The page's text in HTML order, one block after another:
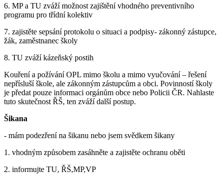
6. MP a TU zváží možnost zajištění vhodného preventivního
programu pro třídní kolektiv
7. zajistěte sepsání protokolu o situaci a podpisy- zákonný zástupce,
žák, zaměstnanec školy
8. TU zváží kázeňský postih
Kouření a požívání OPL mimo školu a mimo vyučování – řešení
nepřísluší škole, ale zákonným zástupcům a obci. Povinností školy
je předat pouze informaci orgánům obce nebo Policii ČR. Nahlaste
tuto skutečnost ŘŠ, ten zváží další postup.
Šikana
- mám podezření na šikanu nebo jsem svědkem šikany
1. vhodným způsobem zasáhněte a zajistěte ochranu oběti
2. informujte TU, ŘŠ,MP,VP